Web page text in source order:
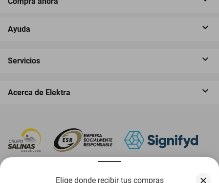
Elige donde recibir tus compras
Ayuda
Servicios
Acerca de Elektra